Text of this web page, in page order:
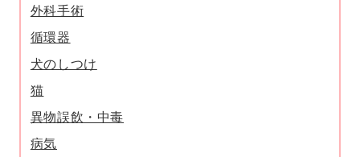
外科手術
循環器
犬のしつけ
猫
異物誤飲・中毒
病気